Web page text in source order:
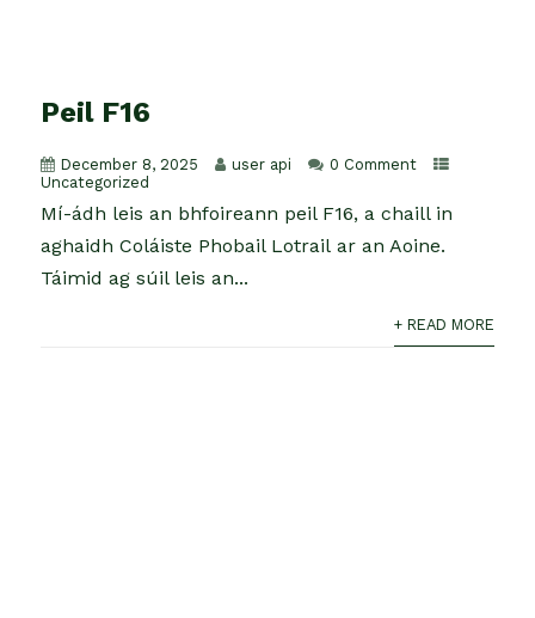
Peil F16
December 8, 2025 user api
0 Comment
Uncategorized
Mí-ádh leis an bhfoireann peil F16, a chaill in
aghaidh Coláiste Phobail Lotrail ar an Aoine.
Táimid ag súil leis an...
+ READ MORE